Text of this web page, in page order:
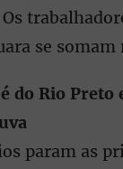
se somam
do Rio Preto
param as